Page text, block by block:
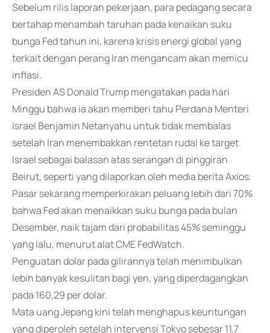
Sebelum rilis laporan pekerjaan, para pedagang secara
bertahap menambah taruhan pada kenaikan suku
bunga Fed tahun ini, karena krisis energi global yang
terkait dengan perang Iran mengancam akan memicu
inflasi.
Presiden AS Donald Trump mengatakan pada hari
Minggu bahwa ia akan memberi tahu Perdana Menteri
Israel Benjamin Netanyahu untuk tidak membalas
setelah Iran menembakkan rentetan rudal ke target
Israel sebagai balasan atas serangan di pinggiran
Beirut, seperti yang dilaporkan oleh media berita Axios.
Pasar sekarang memperkirakan peluang lebih dari 70%
bahwa Fed akan menaikkan suku bunga pada bulan
Desember, naik tajam dari probabilitas 45% seminggu
yang lalu, menurut alat CME FedWatch.
Penguatan dolar pada gilirannya telah menimbulkan
lebih banyak kesulitan bagi yen, yang diperdagangkan
pada 160,29 per dolar.
Mata uang Jepang kini telah menghapus keuntungan
yang diperoleh setelah intervensi Tokyo sebesar 11,7